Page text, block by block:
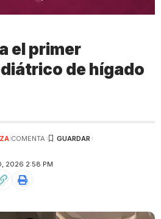
el primer
de hígado
2026 2:58 PM
COMENTA